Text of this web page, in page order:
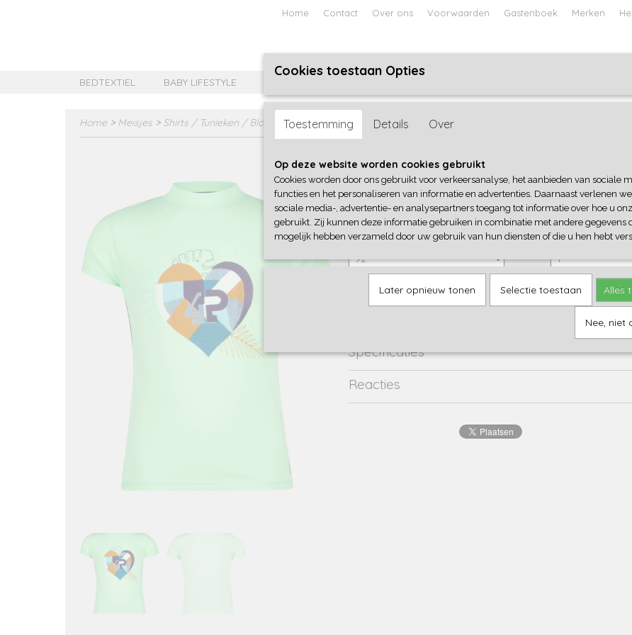
Home Contact Over ons Voorwaarden Gastenboek Merken
BEDTEXTIEL BABY LIFESTYLE JONGENS BABY
Home > Meisjes > Shirts / Tunieken / Blouses>4President
4President
€ 22,95 (inclusief btw 21%)
✓Op voorraad
4President Aantal
IN WINKELWAGEN
Specificaties
EAN code
Productcode leverancier
evelien
Reacties
Cookies toestaan Opties
Toestemming Details Over
Op deze website worden cookies gebruikt
Cookies worden door ons gebruikt voor verkeersanalyse, het aanbieden van sociale
functies en het personaliseren van informatie en advertenties. Daarnaast verlenen
sociale media-, advertentie- en analysepartners toegang tot informatie over hoe u
gebruikt. Zij kunnen deze informatie gebruiken in combinatie met andere gegevens
mogelijk hebben verzameld door uw gebruik van hun diensten of die u hen hebt
Later opnieuw tonen Selectie toestaan Alles
Nee, niet